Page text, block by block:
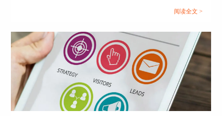
可以放心，AppScan不会对目标系统的网络配置产
三、Appscan安全扫描类型有哪些
为了全面保障网络安全，AppScan提供了多种类型
的安全扫描。这些扫描类型能够针对不同的安全需
求，进行深度的安全检测。以下是AppScan常见的
几种安全扫描类型：
AppScan扫描完只显示一个页面”的相关话题，为您提供详细
阅读全文 >